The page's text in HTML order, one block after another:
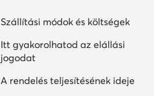
Szállítási módok és költségek
Itt gyakorolhatod az elállási
jogodat
A rendelés teljesítésének ideje